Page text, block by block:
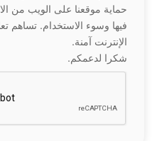
حماية موقعنا على الويب من
فيها وسوء الاستخدام. تساهم
الإنترنت آمنة.
شكرا لدعمكم.